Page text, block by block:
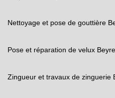
Nettoyage et pose de gouttière
Pose et réparation de velux
Zingueur et travaux de zinguerie